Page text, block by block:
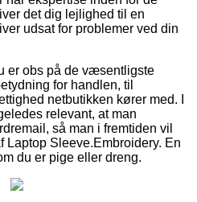
det dig lejlighed til en
udsat for problemer ved din
er obs på de væsentligste
for handlen, til
netbutikken kører med. I
relevant, at man
så man i fremtiden vil
Laptop Sleeve.Embroidery. En
du er pige eller dreng.